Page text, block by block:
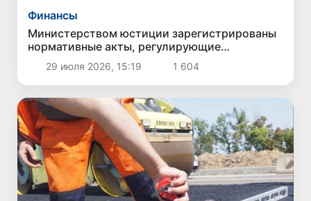
Финансы
Министерством юстиции зарегистрированы
нормативные акты, регулирующие
деятельность исламских банков в
Узбекистане
29 июля 2026, 15:19 1 604